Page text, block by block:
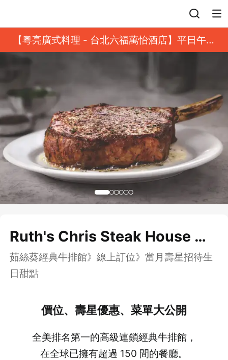
【粵亮廣式料理 - 台北六福萬怡酒店】平日午餐
8 折起｜靓港點套餐
Ruth's Chris Steak House 茹
絲葵經典牛排館
茹絲葵經典牛排館》線上訂位》當月壽星招待生
日甜點
價位、壽星優惠、菜單大公開
全美排名第一的高級連鎖經典牛排館，
在全球已擁有超過 150 間的餐廳。